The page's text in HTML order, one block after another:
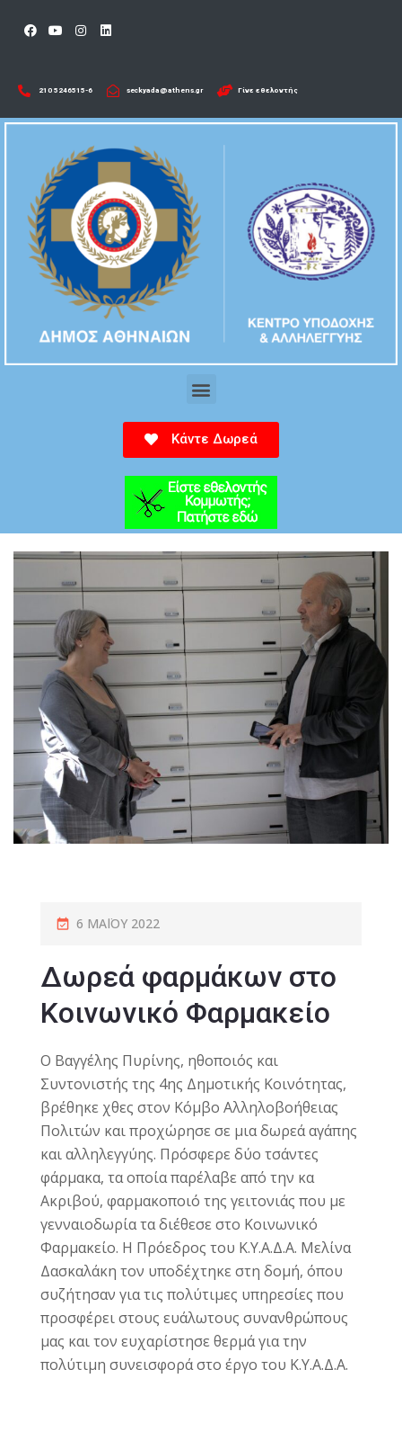
210 5246515-6​ seckyada@athens.gr Γίνε εθελοντής
Κάντε Δωρεά
6 ΜΑΪ́ΟΥ 2022
Δωρεά φαρμάκων στο
Κοινωνικό Φαρμακείο
Ο Βαγγέλης Πυρίνης, ηθοποιός και
Συντονιστής της 4ης Δημοτικής Κοινότητας,
βρέθηκε χθες στον Κόμβο Αλληλοβοήθειας
Πολιτών και προχώρησε σε μια δωρεά αγάπης
και αλληλεγγύης. Πρόσφερε δύο τσάντες
φάρμακα, τα οποία παρέλαβε από την κα
Ακριβού, φαρμακοποιό της γειτονιάς που με
γενναιοδωρία τα διέθεσε στο Κοινωνικό
Φαρμακείο. Η Πρόεδρος του Κ.Υ.Α.Δ.Α. Μελίνα
Δασκαλάκη τον υποδέχτηκε στη δομή, όπου
συζήτησαν για τις πολύτιμες υπηρεσίες που
προσφέρει στους ευάλωτους συνανθρώπους
μας και τον ευχαρίστησε θερμά για την
πολύτιμη συνεισφορά στο έργο του Κ.Υ.Α.Δ.Α.